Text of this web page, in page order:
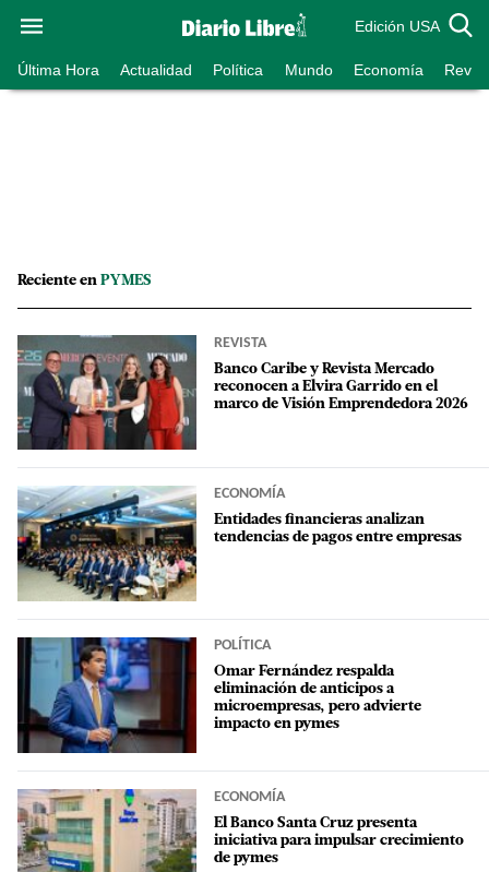
Edición USA
Última Hora Actualidad Política Mundo Economía
Reciente en PYMES
REVISTA
Banco Caribe y Revista Mercado
reconocen a Elvira Garrido en el
marco de Visión Emprendedora 2026
ECONOMÍA
Entidades financieras analizan
tendencias de pagos entre empresas
POLÍTICA
Omar Fernández respalda
eliminación de anticipos a
microempresas, pero advierte
impacto en pymes
ECONOMÍA
El Banco Santa Cruz presenta
iniciativa para impulsar crecimiento
de pymes